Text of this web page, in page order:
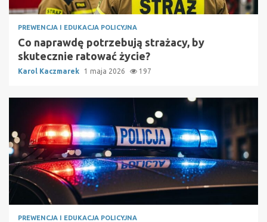
PREWENCJA I EDUKACJA POLICYJNA
Co naprawdę potrzebują strażacy, by
skutecznie ratować życie?
Karol Kaczmarek 1 maja 2026 197
PREWENCJA I EDUKACJA POLICYJNA